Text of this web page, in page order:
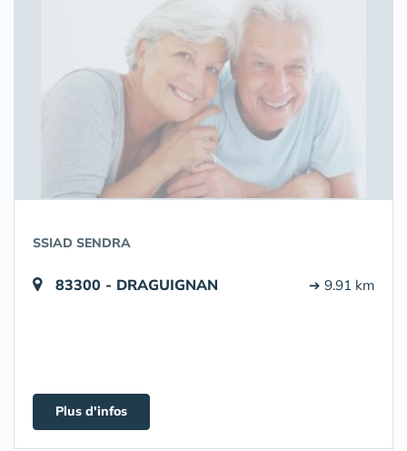
SSIAD SENDRA
83300 - DRAGUIGNAN ➔ 9.91 km
Plus d'infos